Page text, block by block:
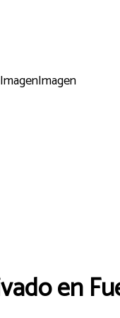
ImagenImagen
en